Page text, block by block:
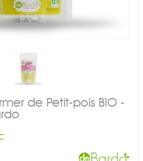
de Petit-pois BIO -